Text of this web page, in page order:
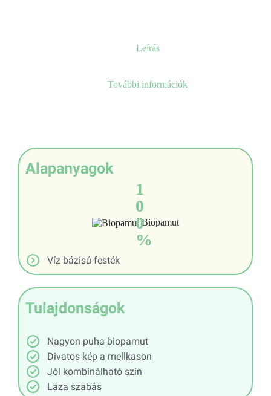
Leírás
További információk
Alapanyagok
1
0
0
%
Biopamut
Víz bázisú festék
Tulajdonságok
Nagyon puha biopamut
Divatos kép a mellkason
Jól kombinálható szín
Laza szabás